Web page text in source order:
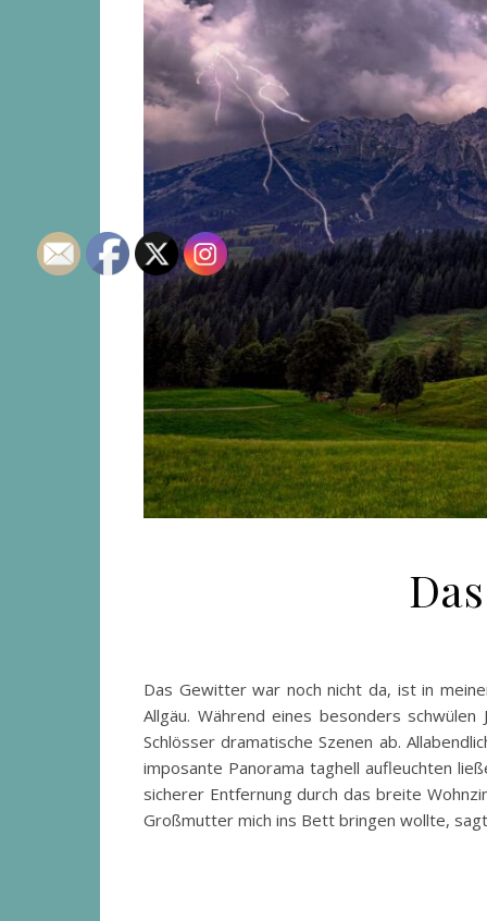
Das Gewitter war noch nicht da, ist in
Allgäu. Während eines besonders
Schlösser dramatische Szenen ab.
imposante Panorama taghell aufleuchten
sicherer Entfernung durch das breite
Großmutter mich ins Bett bringen wollte,